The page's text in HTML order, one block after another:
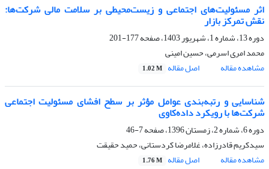
اثر مسئولیت‌های اجتماعی و زیست‌محیطی بر سلامت مالی شرکت‌ها:
نقش تمرکز بازار
دوره 13، شماره 1، شهریور 1403، صفحه
177-201
محمد امری اسرمی، حسین امینی
مشاهده مقاله
اصل مقاله 1.02 M
شناسایی و رتبه‌بندی عوامل مؤثر بر سطح افشای مسئولیت اجتماعی
شرکت‌ها با رویکرد داده‌کاوی
دوره 6، شماره 2، زمستان 1396، صفحه
7-46
سیدکریم قادرزاده، غلامرضا کردستانی، حمید حقیقت
مشاهده مقاله
اصل مقاله 1.76 M